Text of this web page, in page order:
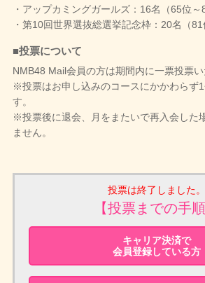
・アップカミングガールズ：16名（65位～
・第10回世界選抜総選挙記念枠：20名（
■投票について
NMB48 Mail会員の方は期間内に一票投票い
※投票はお申し込みのコースにかかわらず
す。
※投票後に退会、月をまたいで再入会した
ません。
投票は終了しました。
【投票までの手順
キャリア決済で
会員登録している方